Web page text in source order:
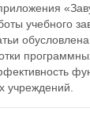
учебного
учреждений.